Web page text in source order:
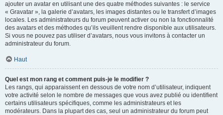
ajouter un avatar en utilisant une des quatre méthodes suivantes : le service
« Gravatar », la galerie d’avatars, les images distantes ou le transfert d’images
locales. Les administrateurs du forum peuvent activer ou non la fonctionnalité
des avatars et des méthodes qu’ils veuillent rendre disponible aux utilisateurs.
Si vous ne pouvez pas utiliser d’avatars, nous vous invitons à contacter un
administrateur du forum.
Haut
Quel est mon rang et comment puis-je le modifier ?
Les rangs, qui apparaissent en dessous de votre nom d’utilisateur, indiquent
votre activité selon le nombre de messages que vous avez publié ou identifient
certains utilisateurs spécifiques, comme les administrateurs et les
modérateurs. Dans la plupart des cas, seul un administrateur du forum peut